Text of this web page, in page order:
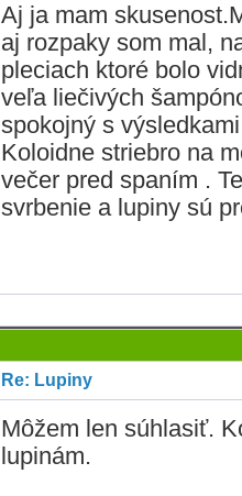
Aj ja mam
aj rozpaky som mal,
pleciach ktoré bolo
veľa liečivých
spokojný s
Koloidne striebro na
večer pred spaním .
svrbenie a lupiny sú
Re: Lupiny
Môžem len súhlasiť.
lupinám.